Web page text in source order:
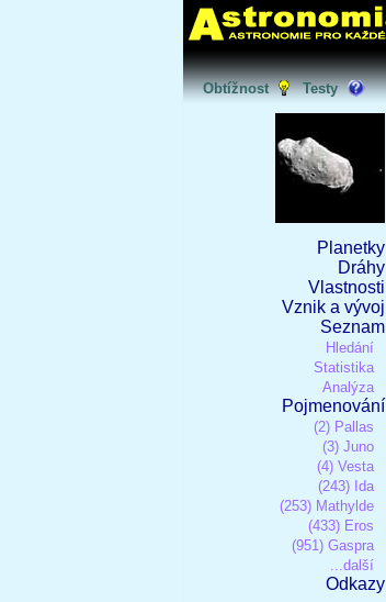
Obtížnost Testy
Planetky
Dráhy
Vlastnosti
Vznik a vývoj
Seznam
Hledání
Statistika
Analýza
Pojmenování
(2) Pallas
(3) Juno
(4) Vesta
(243) Ida
(253) Mathylde
(433) Eros
(951) Gaspra
...další
Odkazy